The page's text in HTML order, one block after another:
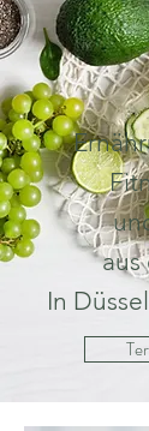
aus
In